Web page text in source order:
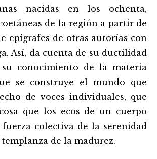
nacidas en los ochenta,
de la región a partir de
epígrafes de otras autorías con
Así, da cuenta de su ductilidad
conocimiento de la materia
se construye el mundo que
de voces individuales, que
que los ecos de un cuerpo
colectiva de la serenidad
de la madurez.